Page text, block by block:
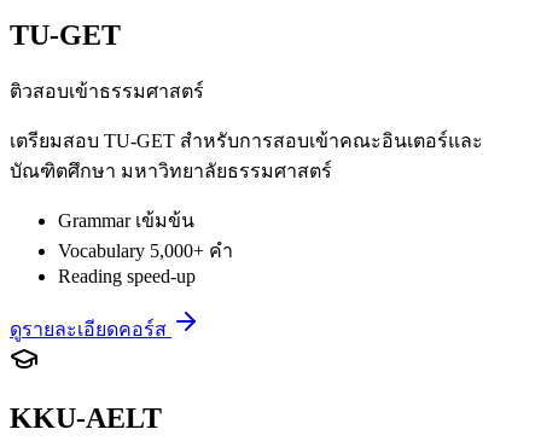
TU-GET
ติวสอบเข้าธรรมศาสตร์
เตรียมสอบ TU-GET สำหรับการสอบเข้าคณะอินเตอร์และ
บัณฑิตศึกษา มหาวิทยาลัยธรรมศาสตร์
Grammar เข้มข้น
Vocabulary 5,000+ คำ
Reading speed-up
ดูรายละเอียดคอร์ส
KKU-AELT